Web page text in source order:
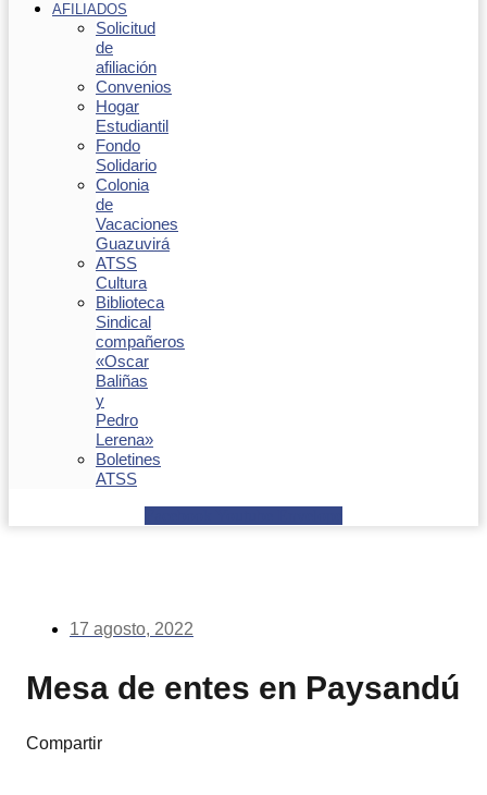
AFILIADOS
Solicitud
de
afiliación
Convenios
Hogar
Estudiantil
Fondo
Solidario
Colonia
de
Vacaciones
Guazuvirá
ATSS
Cultura
Biblioteca
Sindical
compañeros
«Oscar
Baliñas
y
Pedro
Lerena»
Boletines
ATSS
17 agosto, 2022
Mesa de entes en Paysandú
Compartir